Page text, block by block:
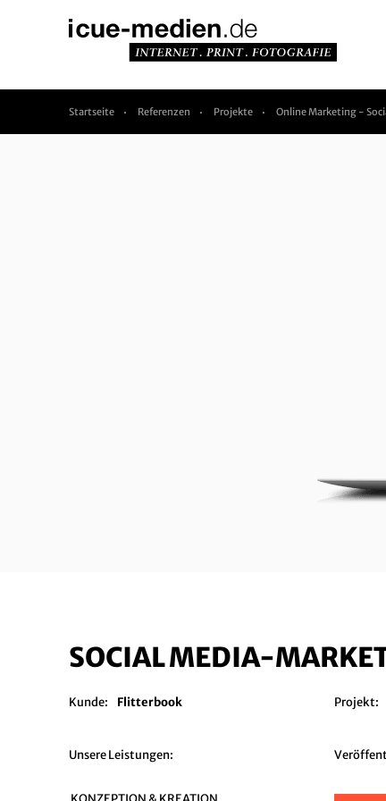
Startseite Referenzen Projekte Online Marketing -
SOCIAL MEDIA-
Kunde: Flitterbook Projekt:
Unsere Leistungen: